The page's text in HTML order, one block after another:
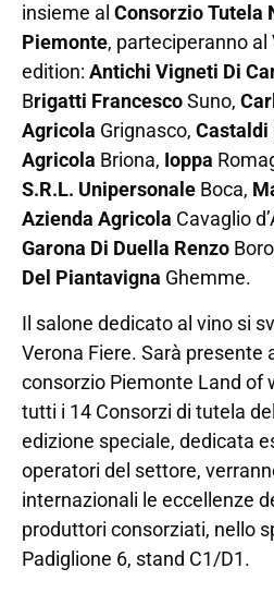
insieme al Consorzio Tutela
Piemonte, parteciperanno al
edition: Antichi Vigneti Di
Brigatti FrancescoSuno,
Agricola Grignasco, Castaldi
Agricola Briona, Ioppa
S.R.L. Unipersonale Boca,
Azienda Agricola Cavaglio
Garona Di Duella Renzo
Del Piantavigna Ghemme.
Il salone dedicato al vino si
Verona Fiere. Sarà presente
consorzio Piemonte Land of
tutti i 14 Consorzi di tutela
edizione speciale, dedicata
operatori del settore,
internazionali le eccellenze
produttori consorziati, nello
Padiglione 6, stand C1/D1.